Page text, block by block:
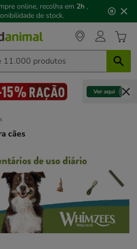
online, recolha em 2h ,
de stock.
cães